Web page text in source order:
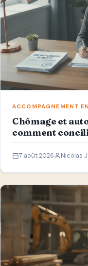
ACCOMPAGNEMENT
Chômage et
comment
7 août 2026 Nicolas